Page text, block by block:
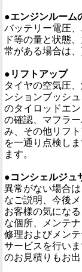
●エンジンルーム
バッテリー電圧
ド等の量と状態
常がある場合は
●リフトアップ
タイヤの空気圧
ンションブッシ
のタイロッドエ
の確認、マフラ
み、その他リフ
を一通り点検し
ます。
●コンシェルジュ
異常がない場合
なご説明、今後
お客様の気にな
な個所、メンテ
修理およびメン
サービスを行い
のお見積りもお出